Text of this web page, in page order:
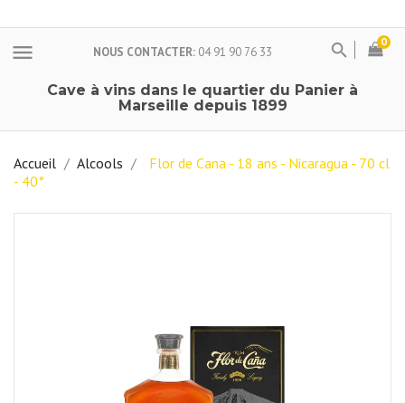
menu NOUS CONTACTER 04 91 90 76 33
0
Cave à vins dans le quartier du Panier à
Marseille depuis 1899
Accueil Alcools
Flor de Cana - 18 ans - Nicaragua - 70 cl
- 40°